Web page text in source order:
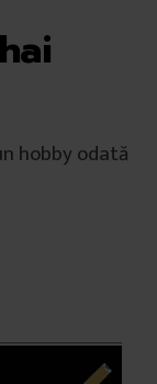
hobby odată